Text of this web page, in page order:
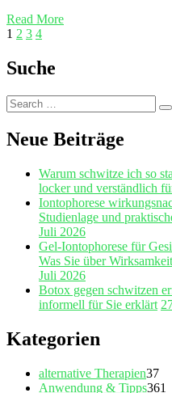
Read More
1 2 3 4
Suche
Search
for:
Neue Beiträge
Warum schwitze ich so
locker und verständlich
Iontophorese
Studienlage und
Juli 2026
Gel‑Iontophorese für
Was Sie über
Juli 2026
Botox gegen schwitzen
informell für Sie erklärt
Kategorien
alternative Therapien37
Anwendung & Tipps361